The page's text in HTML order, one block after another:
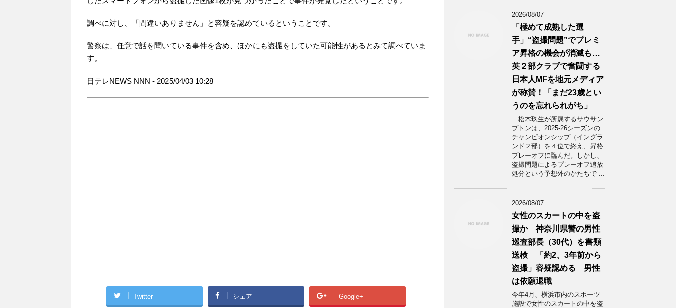
調べに対し、「間違いありません」と容疑を認めているということです。
警察は、任意で話を聞いている事件を含め、ほかにも盗撮をしていた可能性があるとみて調べていま
す。
日テレNEWS NNN - 2025/04/03 10:28
Twitter シェア Google+
2026/08/07
「極めて成熟した選
手」“盗撮問題”でプレミ
ア昇格の機会が消滅も…
英２部クラブで奮闘する
日本人MFを地元メディア
が称賛！「まだ23歳とい
うのを忘れられがち」
松木玖生が所属するサウサン
プトンは、2025-26シーズンの
チャンピオンシップ（イングラ
ンド２部）を４位で終え、昇格
プレーオフに臨んだ。しかし、
盗撮問題によるプレーオフ追放
処分という予想外のかたちで ...
2026/08/07
女性のスカートの中を盗
撮か 神奈川県警の男性
巡査部長（30代）を書類
送検 「約2、3年前から
盗撮」容疑認める 男性
は依願退職
今年4月、横浜市内のスポーツ
施設で女性のスカートの中を盗